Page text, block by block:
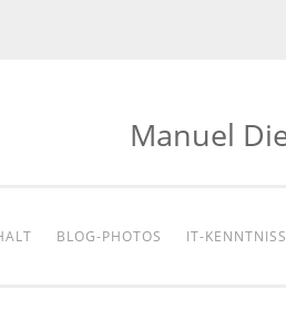
Manuel
BLOG-PHOTOS IT-